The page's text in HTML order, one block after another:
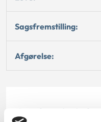
Sagsfremstilling:
Afgørelse:
Dato for underskrift